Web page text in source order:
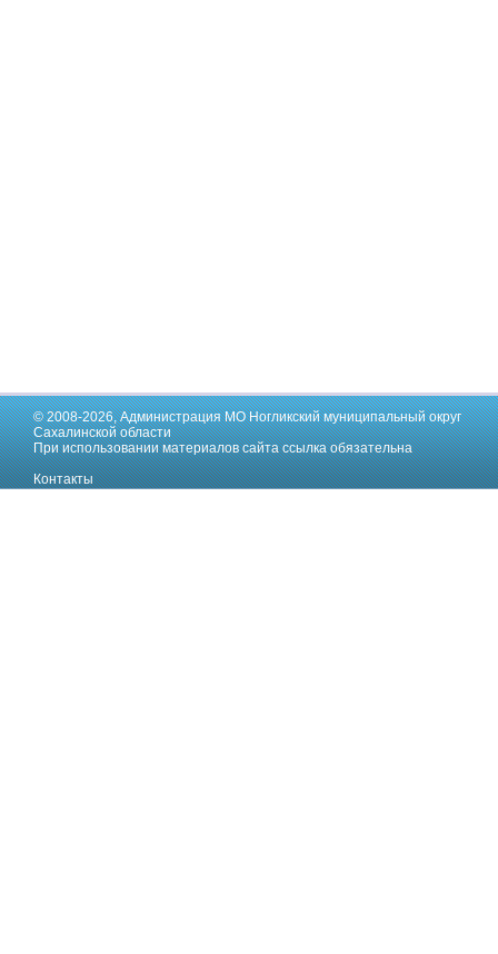
© 2008-2026,Администрация МО Ногликский муниципальный округ
Сахалинской области
При использовании материалов сайта ссылка обязательна
Контакты